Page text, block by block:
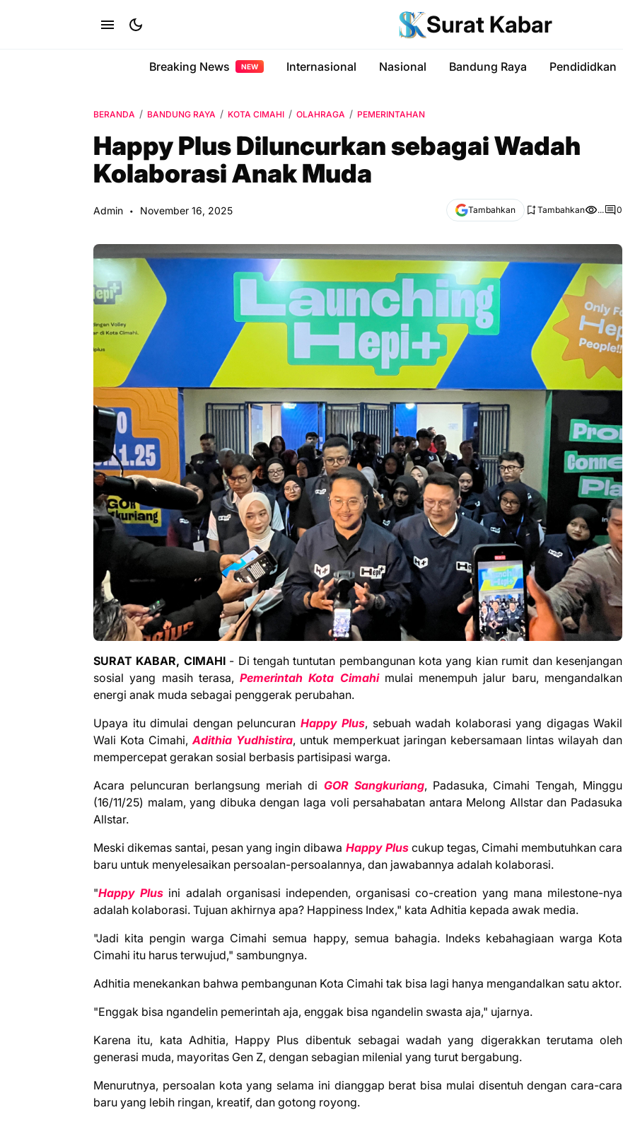
Surat Kabar
Breaking News NEW Internasional Nasional Bandung Raya Pendididkan
BERANDA BANDUNG RAYA KOTA CIMAHI OLAHRAGA PEMERINTAHAN
Happy Plus Diluncurkan sebagai Wadah
Kolaborasi Anak Muda
Admin November 16, 2025 Tambahkan Tambahkan ... 0
SURAT KABAR, CIMAHI- Di tengah tuntutan pembangunan kota yang kian rumit dan kesenjangan
sosial yang masih terasa,Pemerintah Kota Cimahimulai menempuh jalur baru, mengandalkan
energi anak muda sebagai penggerak perubahan.
Upaya itu dimulai dengan peluncuran Happy Plus, sebuah wadah kolaborasi yang digagas Wakil
Wali Kota Cimahi,Adithia Yudhistira, untuk memperkuat jaringan kebersamaan lintas wilayah dan
mempercepat gerakan sosial berbasis partisipasi warga.
Acara peluncuran berlangsung meriah di GOR Sangkuriang, Padasuka, Cimahi Tengah, Minggu
(16/11/25) malam, yang dibuka dengan laga voli persahabatan antara Melong Allstar dan Padasuka
Allstar.
Meski dikemas santai, pesan yang ingin dibawa Happy Pluscukup tegas, Cimahi membutuhkan cara
baru untuk menyelesaikan persoalan-persoalannya, dan jawabannya adalah kolaborasi.
"Happy Plus ini adalah organisasi independen, organisasi co-creation yang mana milestone-nya
adalah kolaborasi. Tujuan akhirnya apa? Happiness Index," kata Adhitia kepada awak media.
"Jadi kita pengin warga Cimahi semua happy, semua bahagia. Indeks kebahagiaan warga Kota
Cimahi itu harus terwujud," sambungnya.
Adhitia menekankan bahwa pembangunan Kota Cimahi tak bisa lagi hanya mengandalkan satu aktor.
"Enggak bisa ngandelin pemerintah aja, enggak bisa ngandelin swasta aja," ujarnya.
Karena itu, kata Adhitia, Happy Plus dibentuk sebagai wadah yang digerakkan terutama oleh
generasi muda, mayoritas Gen Z, dengan sebagian milenial yang turut bergabung.
Menurutnya, persoalan kota yang selama ini dianggap berat bisa mulai disentuh dengan cara-cara
baru yang lebih ringan, kreatif, dan gotong royong.